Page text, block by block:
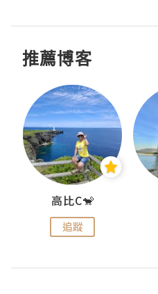
推薦博客
高比C🐒
追蹤